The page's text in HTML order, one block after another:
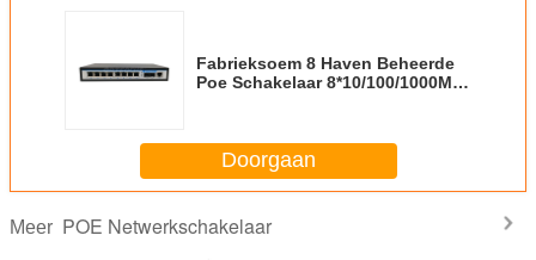
Fabrieksoem 8 Haven Beheerde
Poe Schakelaar 8*10/100/1000M
Doorgaan
Meer POE Netwerkschakelaar